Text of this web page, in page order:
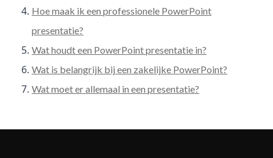
Hoe maak ik een professionele PowerPoint
presentatie?
Wat houdt een PowerPoint presentatie in?
Wat is belangrijk bij een zakelijke PowerPoint?
Wat moet er allemaal in een presentatie?